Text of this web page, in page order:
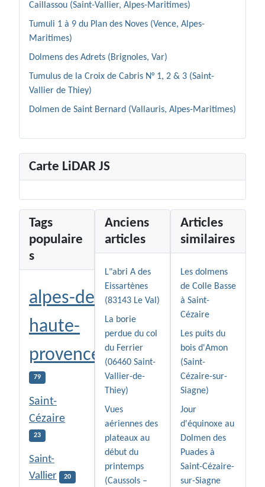
Caillassou (Saint-Vallier, Alpes-Maritimes)
Tumuli 1 à 9 du Plan des Noves (Vence, Alpes-
Maritimes)
Dolmens des Adrets (Brignoles, Var)
Tumulus de la Croix de Cabris N° 1, 2 & 3 (Saint-
Vallier de Thiey)
Dolmen de Saint Bernard (Vallauris, Alpes-Maritimes)
Carte LiDAR JS
Tags
populaire
s
alpes-de-
haute-
provence
79
Saint-
Cézaire
23
Saint-
Vallier
20
Anciens
articles
L"abri A des
Eissartènes
(83143 Le Val)
La borie
perdue du col
du Ferrier
(06460 Saint-
Vallier-de-
Thiey)
Vues
aériennes des
plateaux au
début du
printemps
(Caussols –
Articles
similaires
Les dolmens
de Colle Basse
à Saint-
Cézaire
Les puits du
bois d'Amon
(Saint-
Cézaire-sur-
Siagne)
Jour
d'équinoxe au
Dolmen des
Puades à
Saint-Cézaire-
sur-Siagne